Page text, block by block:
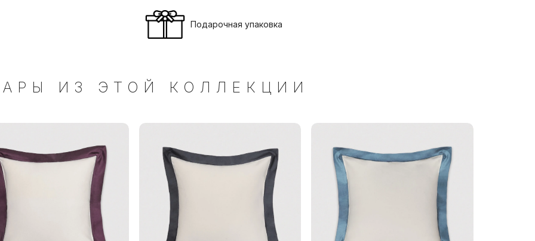
Подарочная упаковка
ИЗ ЭТОЙ КОЛЛЕКЦИИ